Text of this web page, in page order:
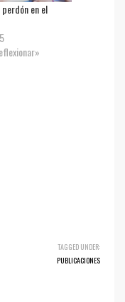
en el
TAGGED UNDER:
PUBLICACIONES